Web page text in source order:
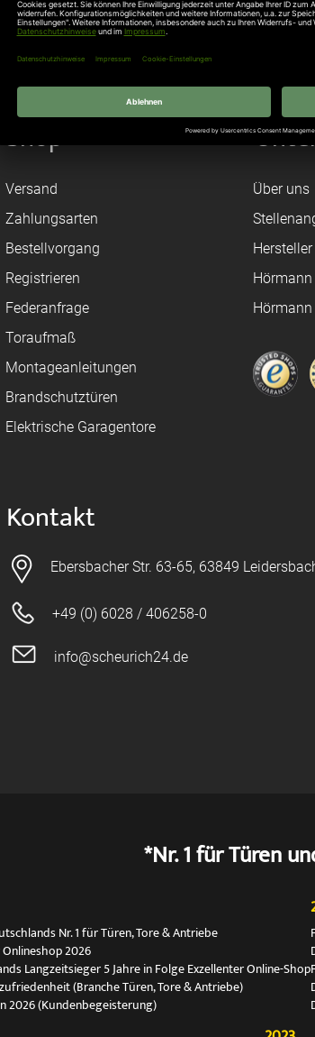
Shop
Versand
Zahlungsarten
Bestellvorgang
Registrieren
Federanfrage
Toraufmaß
Montageanleitungen
Brandschutztüren
Elektrische Garagentore
Über uns
Hersteller
Hörmann
Kontakt
Ebersbacher Str. 63-65, 63849
+49 (0) 6028 / 406258-0
info@scheurich24.de
*Nr. 1 für Türen
Nr. 1 für Türen, Tore & Antriebe
2026
Langzeitsieger 5 Jahre in Folge Exzellenter Online-Shop
(Branche Türen, Tore & Antriebe)
2026 (Kundenbegeisterung)